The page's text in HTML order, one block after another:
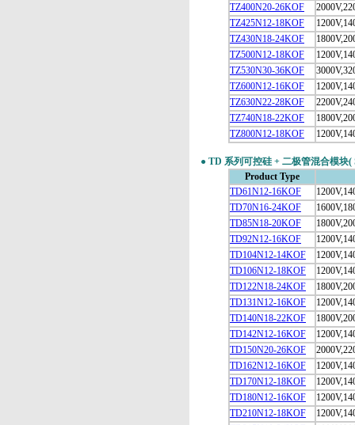
TZ400N20-26KOF
TZ425N12-18KOF
TZ430N18-24KOF
TZ500N12-18KOF
TZ530N30-36KOF
TZ600N12-16KOF
TZ630N22-28KOF
TZ740N18-22KOF
TZ800N12-18KOF
● TD 系列可控硅 + 二极管混合模块(
Product Type
TD61N12-16KOF
TD70N16-24KOF
TD85N18-20KOF
TD92N12-16KOF
TD104N12-14KOF
TD106N12-18KOF
TD122N18-24KOF
TD131N12-16KOF
TD140N18-22KOF
TD142N12-16KOF
TD150N20-26KOF
TD162N12-16KOF
TD170N12-18KOF
TD180N12-16KOF
TD210N12-18KOF